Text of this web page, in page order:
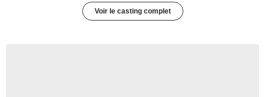
Voir le casting complet